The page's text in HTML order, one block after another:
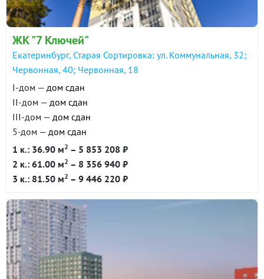
ЖК "7 Ключей"
Екатеринбург, Старая Сортировка: ул. Коммунальная, 32;
Червонная, 40; Червонная, 18
I-дом — дом сдан
II-дом — дом сдан
III-дом — дом сдан
5-дом — дом сдан
1 к.: 36.90 м2 – 5 853 208 ₽
2 к.: 61.00 м2 – 8 356 940 ₽
3 к.: 81.50 м2 – 9 446 220 ₽